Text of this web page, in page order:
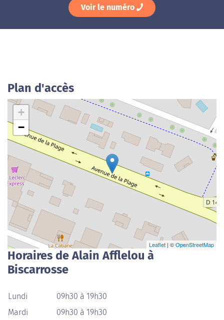
Voir le numéro
Plan d'accès
+
−
Leaflet | ©OpenStreetMap
Horaires de Alain Afflelou à
Biscarrosse
Lundi
09h30 à 19h30
Mardi
09h30 à 19h30